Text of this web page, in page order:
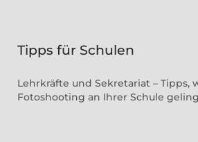
Tipps für Schulen
Lehrkräfte und Sekretariat – Tipps,
Fotoshooting an Ihrer Schule